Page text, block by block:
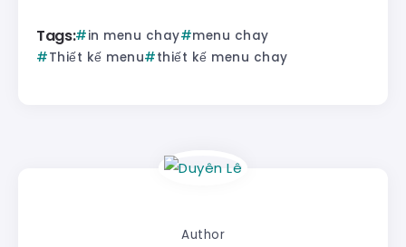
Tags: in menu chay
menu chay
Thiết kế menu
thiết kế menu chay
Author